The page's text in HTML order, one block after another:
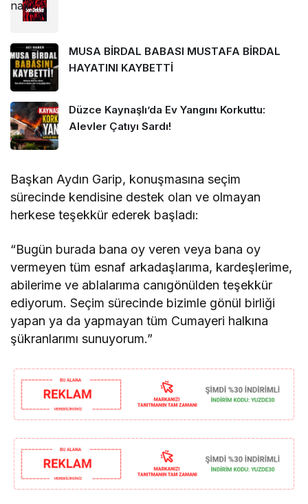
MUSA BİRDAL BABASI MUSTAFA BİRDAL
HAYATINI KAYBETTİ
Düzce Kaynaşlı’da Ev Yangını Korkuttu:
Alevler Çatıyı Sardı!
Başkan Aydın Garip, konuşmasına seçim
sürecinde kendisine destek olan ve olmayan
herkese teşekkür ederek başladı:
“Bugün burada bana oy veren veya bana oy
vermeyen tüm esnaf arkadaşlarıma, kardeşlerime,
abilerime ve ablalarıma canıgönülden teşekkür
ediyorum. Seçim sürecinde bizimle gönül birliği
yapan ya da yapmayan tüm Cumayeri halkına
şükranlarımı sunuyorum.”